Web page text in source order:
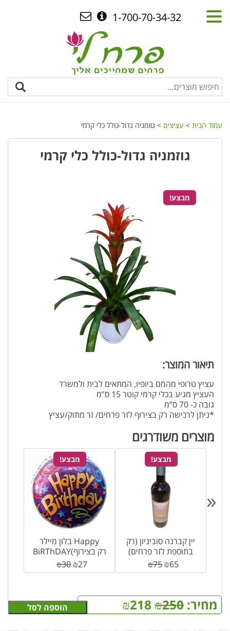
1-700-70-34-32
עמוד הבית > עציצים > גוזמניה גדול-כולל כלי קרמי
גוזמניה גדול-כולל כלי קרמי
מבצע!
תיאור המוצר:
עציץ טרופי מהמם ביופיו, המתאים לבית ולמשרד
העציץ מגיע בכלי קרמי קוטר 15 ס”מ
גובה כ- 70 ס”מ
*ניתן לרכישה רק בצירוף לזר פרחים/ זר מתוק/עציץ
מחיר: ₪250
₪218 הוספה לסל
מוצרים משודרגים
מבצע!
בלון מיילר Happy
BiRThDAY(רק בצירוף
לזר פרחים)
₪30 ₪27
מבצע!
יין קברנה סוביניון (רק
בתוספת לזר פרחים)
₪75 ₪65
«